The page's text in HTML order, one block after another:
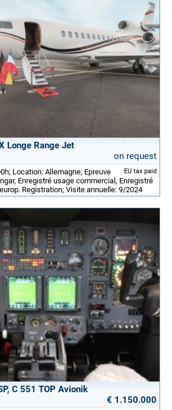
Longe Range Jet
on request
EU tax paid
Location: Allemagne; Epreuve
Enregistré usage commercial, Enregistré
Registration; Visite annuelle: 9/2024
C 551 TOP Avionik
€ 1.150.000